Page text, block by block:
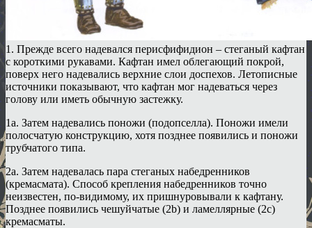
1. Прежде всего надевался перисфифидион – стеганый кафтан
с короткими рукавами. Кафтан имел облегающий покрой,
поверх него надевались верхние слои доспехов. Летописные
источники показывают, что кафтан мог надеваться через
голову или иметь обычную застежку.
1а. Затем надевались поножи (подопселла). Поножи имели
полосчатую конструкцию, хотя позднее появились и поножи
трубчатого типа.
2а. Затем надевалась пара стеганых набедренников
(кремасмата). Способ крепления набедренников точно
неизвестен, по-видимому, их пришнуровывали к кафтану.
Позднее появились чешуйчатые (2b) и ламеллярные (2c)
кремасматы.